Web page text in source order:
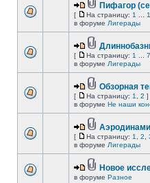
Пифагор
[ На страницу: 1
в форуме Лигерады
[ На страницу: 1 7
в форуме Лигерады
Обзорная
[ На страницу: 1 2 ]
в форуме Не наши
[ На страницу: 1 2
в форуме Лигерады
Новое
в форуме Разное